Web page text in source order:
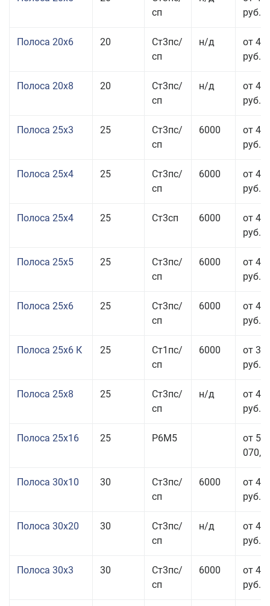
сп
руб.
Полоса 20x6 20
Ст3пс/
сп
н/д
от 46
руб.
Полоса 20x8 20
Ст3пс/
сп
н/д
от 45
руб.
Полоса 25x3 25
Ст3пс/
сп
6000
от 46
руб.
Полоса 25x4 25
Ст3пс/
сп
6000
от 43
руб.
Полоса 25x4 25 Ст3сп 6000
от 43
руб.
Полоса 25x5 25
Ст3пс/
сп
6000
от 42
руб.
Полоса 25x6 25
Ст3пс/
сп
6000
от 42
руб.
Полоса 25x6 К 25
Ст1пс/
сп
6000
от 35
руб.
Полоса 25x8 25
Ст3пс/
сп
н/д
от 43
руб.
Полоса 25x16 25 Р6М5
от
Полоса 30x10 30
Ст3пс/
сп
6000
от 45
руб.
Полоса 30x20 30
Ст3пс/
сп
н/д
от 46
руб.
Полоса 30x3 30
Ст3пс/
сп
6000
от 46
руб.